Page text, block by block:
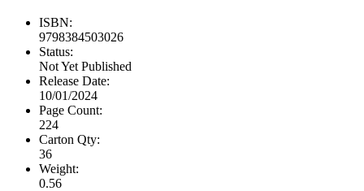
ISBN:
9798384503026
Status:
Not Yet Published
Release Date:
10/01/2024
Page Count:
224
Carton Qty:
36
Weight:
0.56